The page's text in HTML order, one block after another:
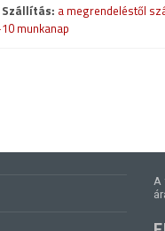
Szállítás: a megrendeléstől
munkanap
A